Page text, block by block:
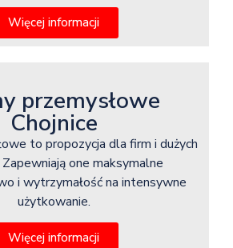
Więcej informacji
przemysłowe
Chojnice
to propozycja dla firm i dużych
one maksymalne
i wytrzymałość na intensywne
użytkowanie.
Więcej informacji